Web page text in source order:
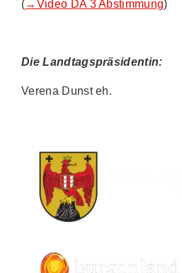
(→Video DA 3 Abstimmung)
Die Landtagspräsidentin:
Verena Dunst eh.